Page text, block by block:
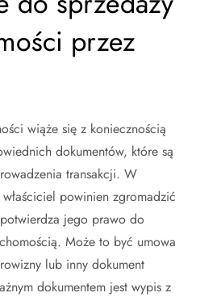
przez
wiąże się z koniecznością
dokumentów, które są
transakcji. W
powinien zgromadzić
jego prawo do
Może to być umowa
lub inny dokument
dokumentem jest wypis z